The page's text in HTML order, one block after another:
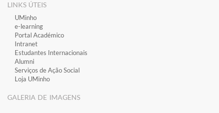
LINKS ÚTEIS
​UMinho
​e-learning
​Portal Académico
​Intranet
Estudantes Inter​​nacionais
Alumni
Serviços de Ação Social
Loja UMinho
GALERIA DE IMAGENS